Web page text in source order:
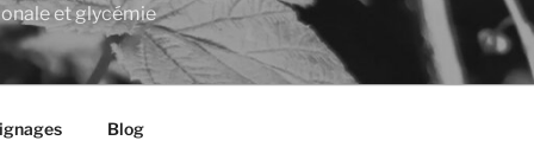
et glycémie
Blog